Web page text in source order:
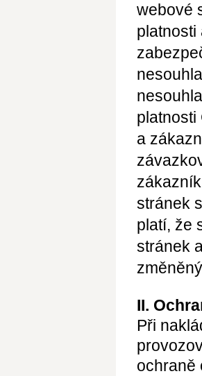
webové
platnosti
a
stránek
platí, že
stránek
II.
Při
ochraně